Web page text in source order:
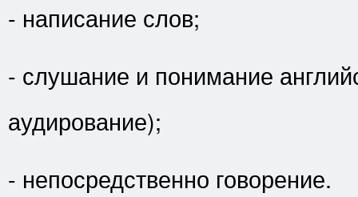
- написание слов;
- слушание и понимание
аудирование);
- непосредственно говорение.